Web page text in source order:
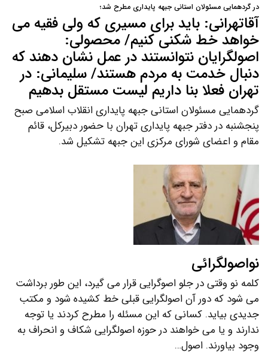
در گردهمایی مسئولان استانی جبهه پایداری مطرح شد؛
آقاتهرانی: باید برای مسیری که ولی فقیه می
خواهد خط شکنی کنیم/ محصولی:
اصولگرایان نتوانستند در عمل نشان دهند که
دنبال خدمت به مردم هستند/ سلیمانی: در
تهران فعلا بنا داریم لیست مستقل بدهیم
گردهمایی مسئولان استانی جبهه پایداری انقلاب اسلامی صبح
پنجشنبه در دفتر جبهه پایداری تهران با حضور دبیرکل، قائم
مقام و اعضای شورای مرکزی این جبهه تشکیل شد.
نواصولگرائی
کلمه نو وقتی در جلو اصوگرایی قرار می گیرد، این طور برداشت
می شود که دور آن اصولگرایی قبلی خط کشیده شود و مکتب
جدیدی بیاید. کسانی که این مسئله را مطرح کردند یا توجه
ندارند و یا می خواهند در حوزه اصولگرایی شکاف و انحراف به
وجود بیاورند. اصول…